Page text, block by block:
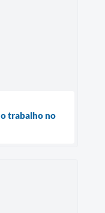
trabalho no